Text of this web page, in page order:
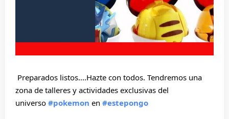
Preparados listos....Hazte con todos. Tendremos una
zona de talleres y actividades exclusivas del
universo #pokemon en #estepongo